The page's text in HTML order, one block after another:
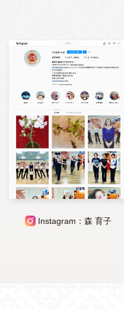
Instagram：森 育子